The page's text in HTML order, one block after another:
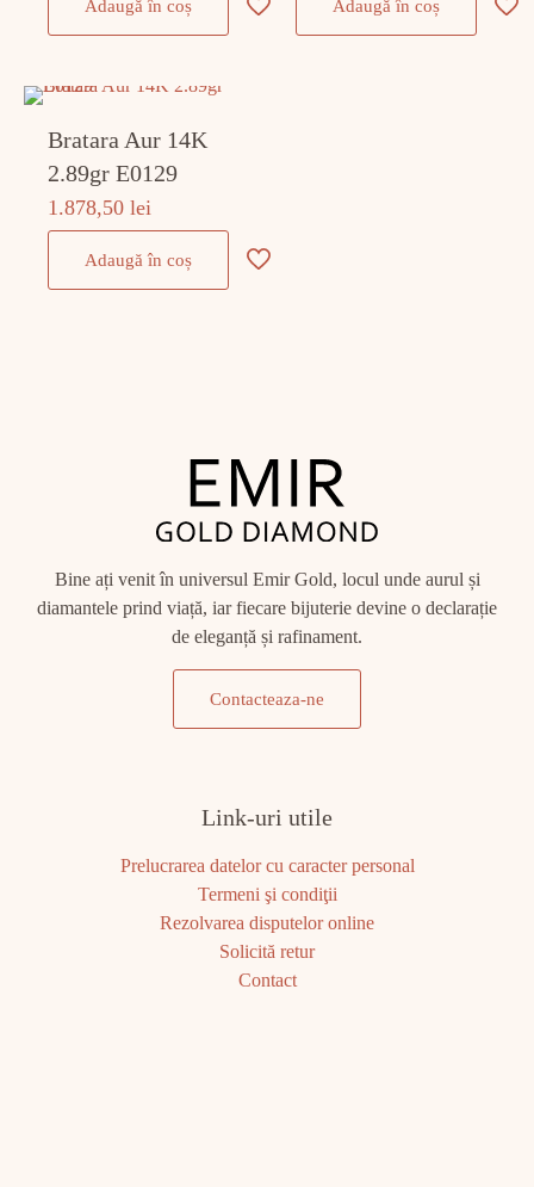
Adaugă în coș Adaugă în coș
Bratara Aur 14K
2.89gr E0129
1.878,50lei
Adaugă în coș
Bine ați venit în universul Emir Gold, locul unde aurul și
diamantele prind viață, iar fiecare bijuterie devine o declarație
de eleganță și rafinament.
Contacteaza-ne
Link-uri utile
Prelucrarea datelor cu caracter personal
Termeni şi condiţii
Rezolvarea disputelor online
Solicită retur
Contact